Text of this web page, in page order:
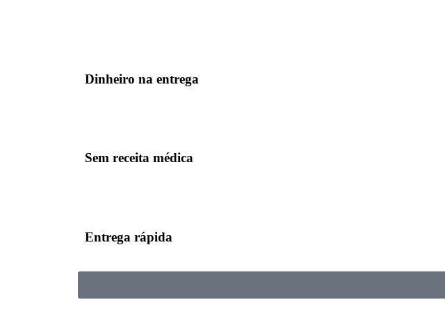
Dinheiro na entrega
Sem receita médica
Entrega rápida